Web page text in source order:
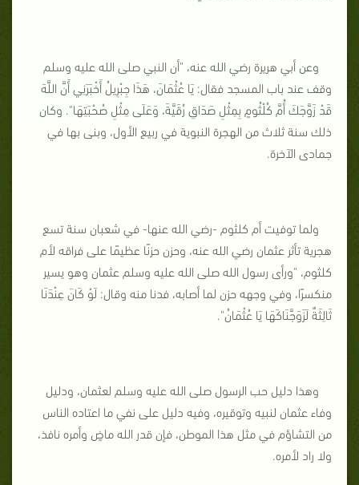
وعن أبي هريرة رضي الله عنه، "أن النبي صلى الله عليه وسلم
وقف عند باب المسجد فقال: يَا عُثْمَانَ، هَذَا جِبْرِيلُ أَخْبَرَنِي أَنَّ اللَّهَ
قَدْ زَوَّجَكَ أُمَّ كُلْثُومٍ بِمِثْلِ صَدَاقِ رُقَيَّةَ، وَعَلَى مِثْلِ صُحْبَتِهَا". وكان
ذلك سنة ثلاث من الهجرة النبوية في ربيع الأول، وبنى بها في
جمادى الآخرة.
ولما توفيت أم كلثوم -رضي الله عنها- في شعبان سنة تسع
هجرية تأثر عثمان رضي الله عنه، وحزن حزنًا عظيمًا على فراقه لأم
كلثوم، "ورأى رسول الله صلى الله عليه وسلم عثمان وهو يسير
منكسرًا، وفي وجهه حزن لما أصابه، فدنا منه وقال: لَوْ كَانَ عِنْدَنَا
ثَالِثَةٌ لَزَوَجَّنَاكَهَا يَا عُثْمَانُ".
وهذا دليل حب الرسول صلى الله عليه وسلم لعثمان، ودليل
وفاء عثمان لنبيه وتوقيره، وفيه دليل على نفي ما اعتاده الناس
من التشاؤم في مثل هذا الموطن، فإن قدر الله ماضٍ وأمره نافذ،
ولا راد لأمره.